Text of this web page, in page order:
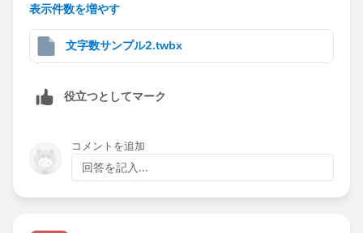
表示件数を増やす
文字数サンプル2.twbx
役立つとしてマーク
コメントを追加
回答を記入...